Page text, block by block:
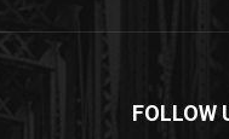
FOLLOW